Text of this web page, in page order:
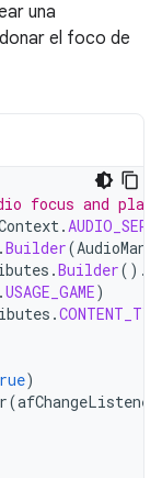
una
el foco de
and
.
.Builder(
.Builder().
.USAGE_GAME)
.
)
(afChangeListener